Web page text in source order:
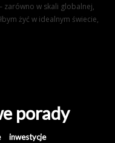
w skali globalnej,
żyć w idealnym świecie,
porady
inwestycje